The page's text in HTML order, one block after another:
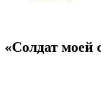
«Солдат моей